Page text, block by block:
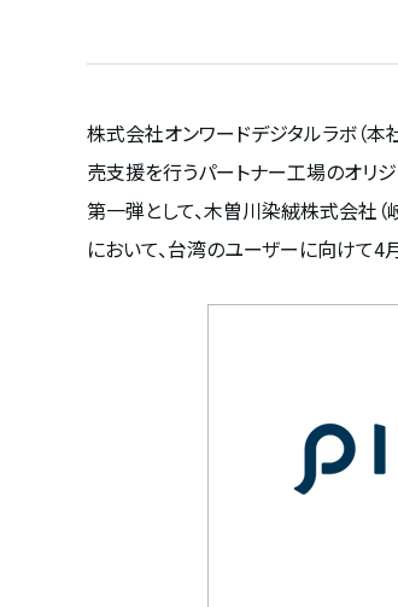
株式会社オンワードデジタルラボ（本
売支援を行うパートナー工場のオリ
第一弾として、木曽川染絨株式会社（
において、台湾のユーザーに向けて4